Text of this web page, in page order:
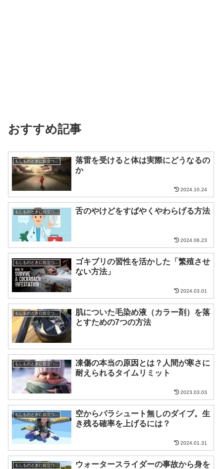
おすすめ記事
もしものときに役立つ知識
落雷を受けると体は実際にどうなるの
か
2024.10.24
もしものときに役立つ知識 舌のやけどをすばやくやわらげる方法
2024.06.23
もしものときに役立つ知識
ゴキブリの習性を活かした「繁殖させ
ない方法」
2024.03.01
もしものときに役立つ知識
肌についた毛染め液（カラー剤）を落
とすための7つの方法
もしものときに役立つ知識
凍傷の本当の原因とは？人間が寒さに
耐えられるタイムリミット
2023.03.03
もしものときに役立つ知識
空からパラシュート無しのダイブ。生
き残る確率を上げるには？
2024.01.31
もしものときに役立つ知識
ウォータースライダーの事故から身を